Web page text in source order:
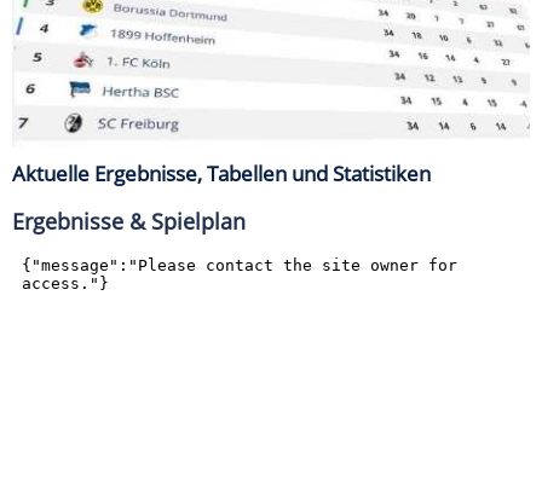
Aktuelle Ergebnisse, Tabellen und Statistiken
Ergebnisse & Spielplan